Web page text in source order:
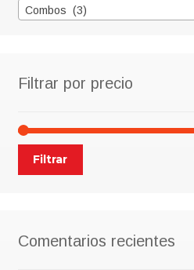
Combos (3)
Filtrar por precio
Filtrar
Comentarios recientes